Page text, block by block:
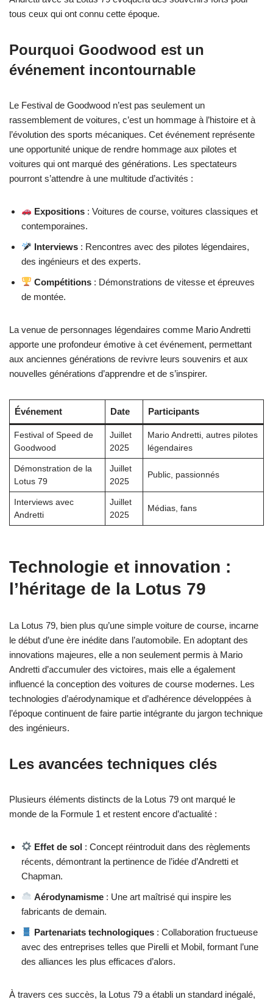
tous ceux qui ont connu cette époque.
Pourquoi Goodwood est un
événement incontournable
Le Festival de Goodwood n’est pas seulement un
rassemblement de voitures, c’est un hommage à l’histoire et à
l’évolution des sports mécaniques. Cet événement représente
une opportunité unique de rendre hommage aux pilotes et
voitures qui ont marqué des générations. Les spectateurs
pourront s’attendre à une multitude d’activités :
Expositions : Voitures de course, voitures classiques et
contemporaines.
Interviews : Rencontres avec des pilotes légendaires,
des ingénieurs et des experts.
Compétitions : Démonstrations de vitesse et épreuves
de montée.
La venue de personnages légendaires comme Mario Andretti
apporte une profondeur émotive à cet événement, permettant
aux anciennes générations de revivre leurs souvenirs et aux
nouvelles générations d’apprendre et de s’inspirer.
Événement Date Participants
Festival of Speed de
Goodwood
Juillet
2025
Mario Andretti, autres pilotes
légendaires
Démonstration de la
Lotus 79
Juillet
2025
Public, passionnés
Interviews avec
Andretti
Juillet
2025
Médias, fans
Technologie et innovation :
l’héritage de la Lotus 79
La Lotus 79, bien plus qu’une simple voiture de course, incarne
le début d’une ère inédite dans l’automobile. En adoptant des
innovations majeures, elle a non seulement permis à Mario
Andretti d’accumuler des victoires, mais elle a également
influencé la conception des voitures de course modernes. Les
technologies d’aérodynamique et d’adhérence développées à
l’époque continuent de faire partie intégrante du jargon technique
des ingénieurs.
Les avancées techniques clés
Plusieurs éléments distincts de la Lotus 79 ont marqué le
monde de la Formule 1 et restent encore d’actualité :
Effet de sol : Concept réintroduit dans des règlements
récents, démontrant la pertinence de l’idée d’Andretti et
Chapman.
Aérodynamisme : Une art maîtrisé qui inspire les
fabricants de demain.
Partenariats technologiques : Collaboration fructueuse
avec des entreprises telles que Pirelli et Mobil, formant l’une
des alliances les plus efficaces d’alors.
À travers ces succès, la Lotus 79 a établi un standard inégalé,